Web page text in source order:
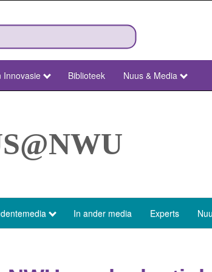
Innovasie Biblioteek Nuus & Media
In ander media Experts